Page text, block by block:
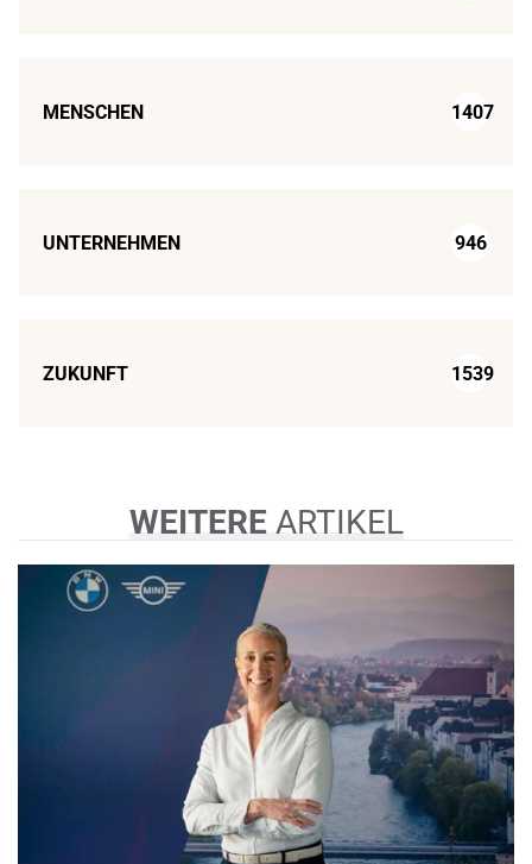
MENSCHEN 1407
UNTERNEHMEN 946
ZUKUNFT 1539
WEITEREARTIKEL